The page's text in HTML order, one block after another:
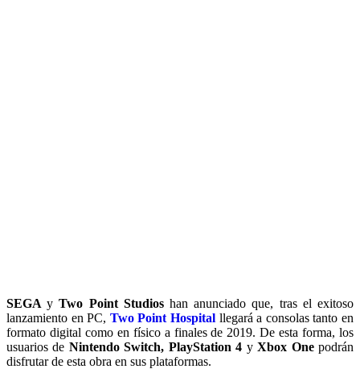
SEGAy Two Point Studioshan anunciado que, tras el exitoso
lanzamiento en PC, Two Point Hospital llegará a consolas tanto en
formato digital como en físico a finales de 2019. De esta forma, los
usuarios de Nintendo Switch, PlayStation 4 yXbox Onepodrán
disfrutar de esta obra en sus plataformas.